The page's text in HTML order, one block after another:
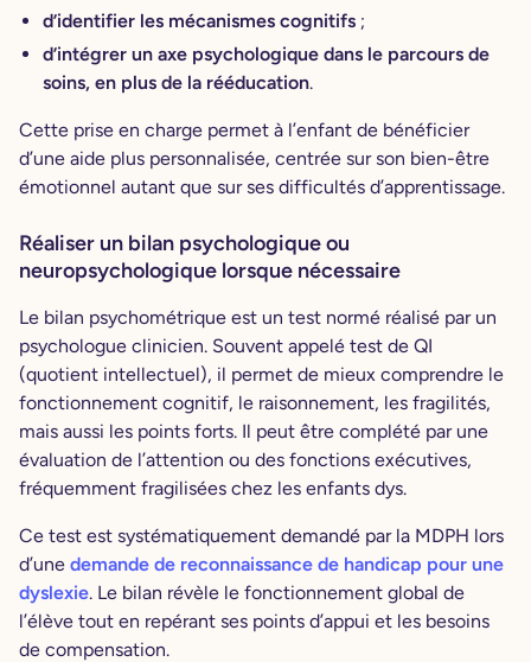
d’identifier les mécanismes cognitifs ;
d’intégrer un axe psychologique dans le parcours de
soins, en plus de la rééducation.
Cette prise en charge permet à l’enfant de bénéficier
d’une aide plus personnalisée, centrée sur son bien-être
émotionnel autant que sur ses difficultés d’apprentissage.
Réaliser un bilan psychologique ou
neuropsychologique lorsque nécessaire
Le bilan psychométrique est un test normé réalisé par un
psychologue clinicien. Souvent appelé test de QI
(quotient intellectuel), il permet de mieux comprendre le
fonctionnement cognitif, le raisonnement, les fragilités,
mais aussi les points forts. Il peut être complété par une
évaluation de l’attention ou des fonctions exécutives,
fréquemment fragilisées chez les enfants dys.
Ce test est systématiquement demandé par la MDPH lors
d’une demande de reconnaissance de handicap pour une
dyslexie. Le bilan révèle le fonctionnement global de
l’élève tout en repérant ses points d’appui et les besoins
de compensation.